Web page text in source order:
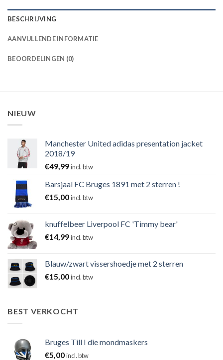
BESCHRIJVING
AANVULLENDE INFORMATIE
BEOORDELINGEN (0)
NIEUW
Manchester United adidas presentation jacket
2018/19
€49,99incl. btw
Barsjaal FC Bruges 1891 met 2 sterren !
€15,00incl. btw
knuffelbeer Liverpool FC 'Timmy bear'
€14,99incl. btw
Blauw/zwart vissershoedje met 2 sterren
€15,00incl. btw
BEST VERKOCHT
Bruges Till I die mondmaskers
€5,00incl. btw